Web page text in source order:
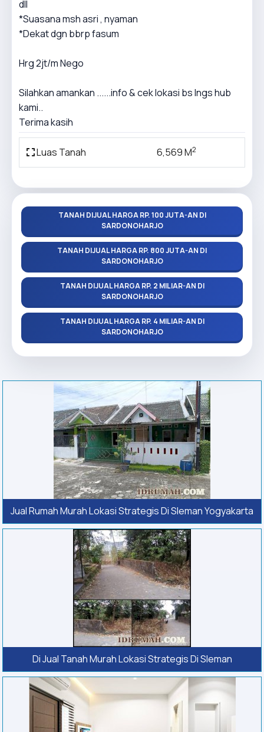
dll
*Suasana msh asri , nyaman
*Dekat dgn bbrp fasum
Hrg 2jt/m Nego
Silahkan amankan ......info & cek lokasi bs lngs hub
kami..
Terima kasih
Luas Tanah 6,569 M2
TANAH DIJUAL HARGA RP. 100 JUTA-AN DI
SARDONOHARJO
TANAH DIJUAL HARGA RP. 800 JUTA-AN DI
SARDONOHARJO
TANAH DIJUAL HARGA RP. 2 MILIAR-AN DI
SARDONOHARJO
TANAH DIJUAL HARGA RP. 4 MILIAR-AN DI
SARDONOHARJO
Jual Rumah Murah Lokasi Strategis Di Sleman Yogyakarta
Di Jual Tanah Murah Lokasi Strategis Di Sleman